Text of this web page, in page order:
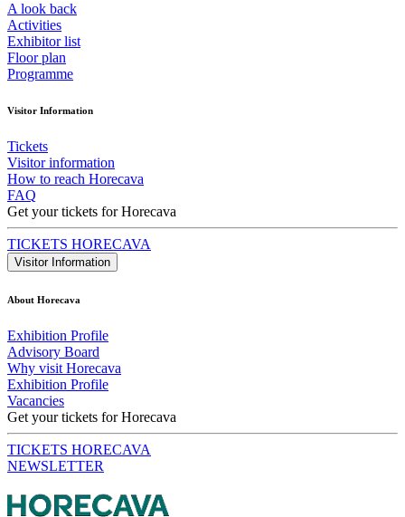
A look back
Activities
Exhibitor list
Floor plan
Programme
Visitor Information
Tickets
Visitor information
How to reach Horecava
FAQ
Get your tickets for Horecava
TICKETS HORECAVA
Visitor Information
About Horecava
Exhibition Profile
Advisory Board
Why visit Horecava
Exhibition Profile
Vacancies
Get your tickets for Horecava
TICKETS HORECAVA
NEWSLETTER